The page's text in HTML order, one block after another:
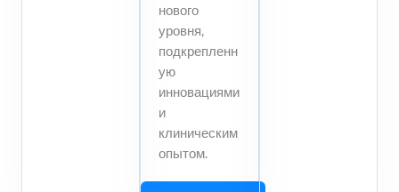
нового
уровня,
подкрепленн
ую
инновациями
и
клиническим
опытом.